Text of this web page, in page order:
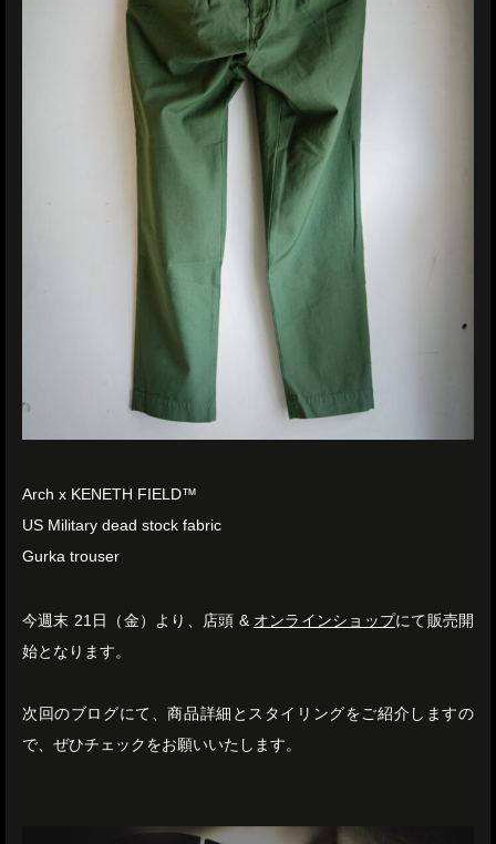
Arch x KENETH FIELD™️
US Military dead stock fabric
Gurka trouser
今週末 21日（金）より、店頭 & オンラインショップにて販売開
始となります。
次回のブログにて、商品詳細とスタイリングをご紹介しますの
で、ぜひチェックをお願いいたします。